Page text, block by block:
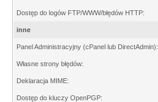
Dostęp do logów FTP/WWW/błędów HTTP:
inne
Panel Administracyjny (cPanel lub DirectAdmin):
Własne strony błędów:
Deklaracja MIME:
Dostęp do kluczy OpenPGP: